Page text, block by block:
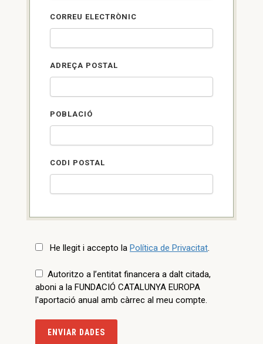
CORREU ELECTRÒNIC
ADREÇA POSTAL
POBLACIÓ
CODI POSTAL
He llegit i accepto la Política de Privacitat
Autoritzo a l’entitat financera a dalt citada,
aboni a la FUNDACIÓ CATALUNYA EUROPA
l'aportació anual amb càrrec al meu compte.
ENVIAR DADES